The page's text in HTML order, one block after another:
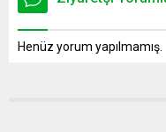
Henüz yorum yapılmamış.